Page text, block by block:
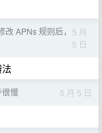
APNs 规则后， 5 月
5 日
慢 5 月 5 日